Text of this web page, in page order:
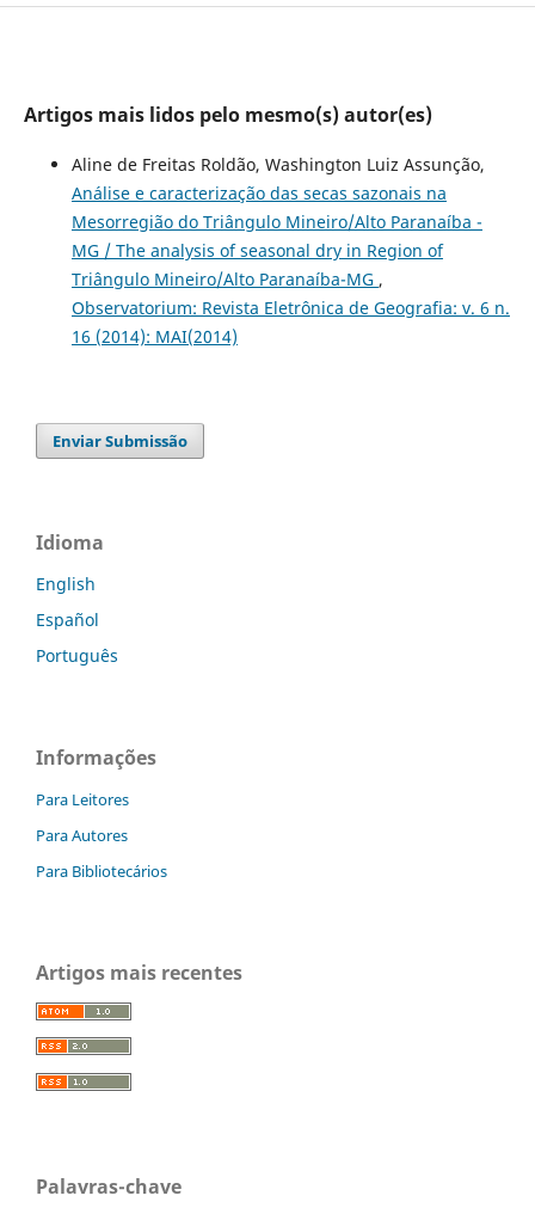
Artigos mais lidos pelo mesmo(s) autor(es)
Aline de Freitas Roldão, Washington Luiz Assunção,
Análise e caracterização das secas sazonais na
Mesorregião do Triângulo Mineiro/Alto Paranaíba -
MG / The analysis of seasonal dry in Region of
Triângulo Mineiro/Alto Paranaíba-MG ,
Observatorium: Revista Eletrônica de Geografia: v. 6 n.
16 (2014): MAI(2014)
Enviar Submissão
Idioma
English
Español
Português
Informações
Para Leitores
Para Autores
Para Bibliotecários
Artigos mais recentes
Palavras-chave